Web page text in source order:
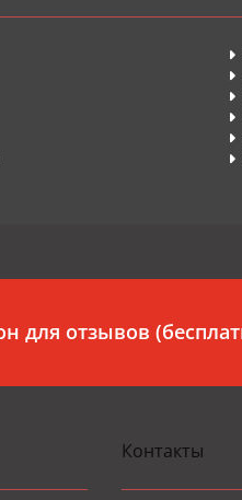






для отзывов
Контакты